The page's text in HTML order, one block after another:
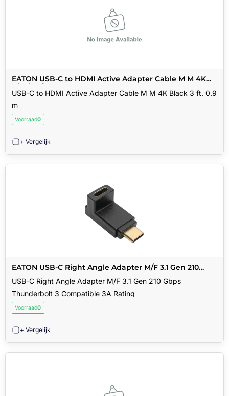
EATON USB-C to HDMI Active Adapter Cable M M 4K
Black 3 ft. 0.9 m
USB-C to HDMI Active Adapter Cable M M 4K Black 3 ft. 0.9
m
Voorraad0
+ Vergelijk
EATON USB-C Right Angle Adapter M/F 3.1 Gen 210
Gbps Thunderbolt 3 Compatible 3A Rating
USB-C Right Angle Adapter M/F 3.1 Gen 210 Gbps
Thunderbolt 3 Compatible 3A Rating
Voorraad0
+ Vergelijk